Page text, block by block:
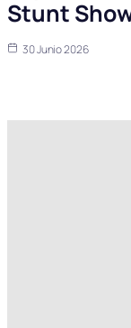
Stunt
30 Junio 2026